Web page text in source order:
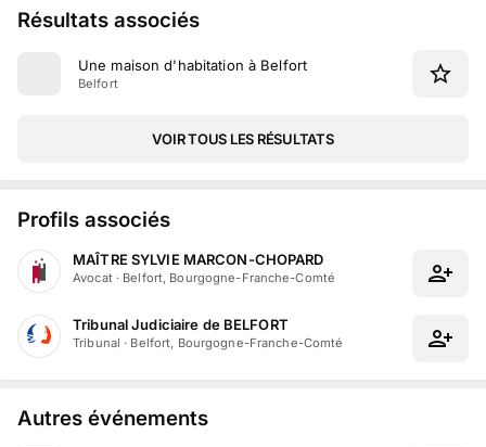
Résultats associés
Une maison d'habitation à Belfort
Belfort
VOIR TOUS LES RÉSULTATS
Profils associés
MAÎTRE SYLVIE MARCON-CHOPARD
Avocat· Belfort, Bourgogne-Franche-Comté
Tribunal Judiciaire de BELFORT
Tribunal · Belfort, Bourgogne-Franche-Comté
Autres événements